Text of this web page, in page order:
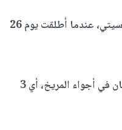
يشار إلى أن ناسا اختارت هذه الفوهة عام 2011 لتكون مكان هبوط المركبة كوريوسيتي، عندما أطلقت يوم 26
ووفقا لحسابات ناسا، فقد اكتشفت كيوريوسيتي 21 جزءا من مليار جزء من الميثان في أجواء المريخ، أي 3